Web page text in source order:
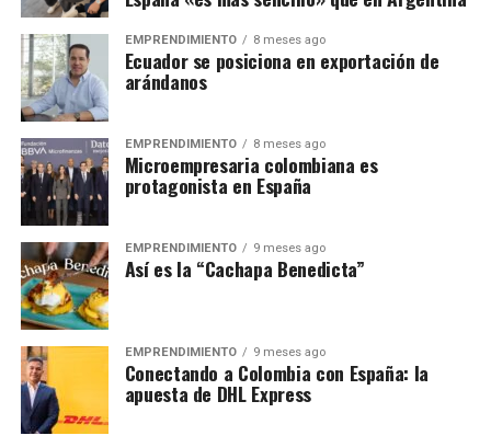
EMPRENDIMIENTO 8 meses ago
Ecuador se posiciona en exportación de
arándanos
EMPRENDIMIENTO 8 meses ago
Microempresaria colombiana es
protagonista en España
EMPRENDIMIENTO 9 meses ago
Así es la “Cachapa Benedicta”
EMPRENDIMIENTO 9 meses ago
Conectando a Colombia con España: la
apuesta de DHL Express